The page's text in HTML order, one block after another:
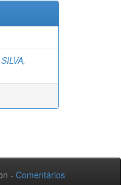
SILVA,
- Comentários